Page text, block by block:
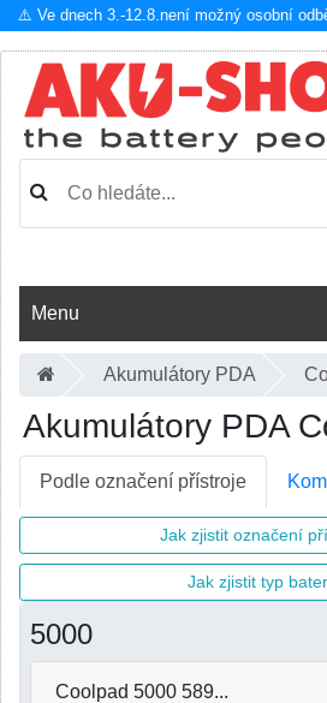
⚠️ Ve dnech 3.-12.8.není možný osobní
Menu
Akumulátory PDA
Akumulátory PDA
Podle označení přístroje
Jak zjistit označení
Jak zjistit typ
5000
Coolpad 5000 589...